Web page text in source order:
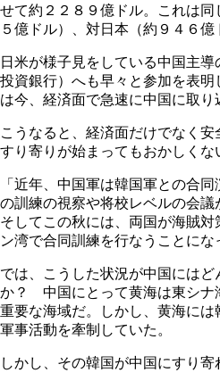
せて約２２８９億ドル。これは同
５億ドル）、対日本（約９４６億
日米が様子見をしている中国主
投資銀行）へも早々と参加を表
は今、経済面で急速に中国に取り
こうなると、経済面だけでなく
すり寄りが始まってもおかしくな
「近年、中国軍は韓国軍との合
の訓練の視察や将校レベルの会議
そしてこの秋には、両国が海賊
ン湾で合同訓練を行なうことにな
では、こうした状況が中国には
か？ 中国にとって黄海は東シナ
重要な海域だ。しかし、黄海に
軍事活動を牽制していた。
しかし、その韓国が中国にすり寄